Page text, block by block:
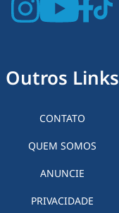
Outros Links
CONTATO
QUEM SOMOS
ANUNCIE
PRIVACIDADE